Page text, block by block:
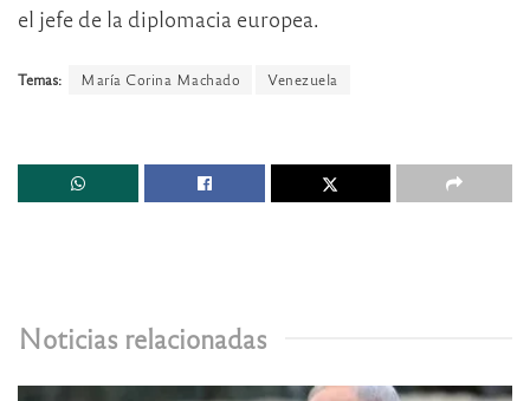
el jefe de la diplomacia europea.
Temas: María Corina Machado Venezuela
Noticias relacionadas